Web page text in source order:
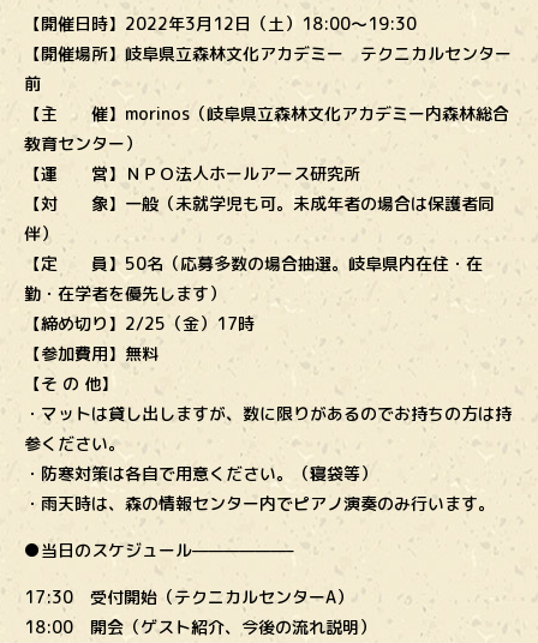
【開催日時】2022年3月12日（土）18:00〜19:30
【開催場所】岐阜県立森林文化アカデミー テクニカルセンター
前
【主 催】morinos（岐阜県立森林文化アカデミー内森林総合
教育センター）
【運 営】ＮＰＯ法人ホールアース研究所
【対 象】一般（未就学児も可。未成年者の場合は保護者同
伴）
【定 員】50名（応募多数の場合抽選。岐阜県内在住・在
勤・在学者を優先します）
【締め切り】2/25（金）17時
【参加費用】無料
【そ の 他】
・マットは貸し出しますが、数に限りがあるのでお持ちの方は持
参ください。
・防寒対策は各自で用意ください。（寝袋等）
・雨天時は、森の情報センター内でピアノ演奏のみ行います。
●当日のスケジュール——————–
17:30 受付開始（テクニカルセンターA）
18:00 開会（ゲスト紹介、今後の流れ説明）